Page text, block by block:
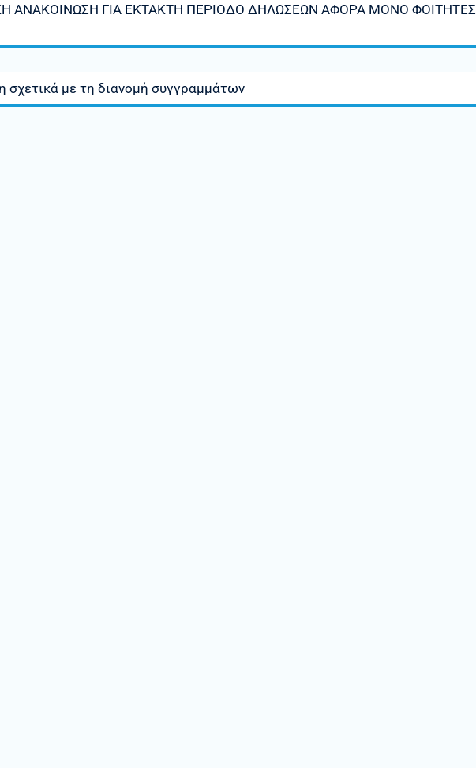
ΑΝΑΚΟΙΝΩΣΗ ΓΙΑ ΕΚΤΑΚΤΗ ΠΕΡΙΟΔΟ ΔΗΛΩΣΕΩΝ ΑΦΟΡΑ ΜΟΝΟ ΦΟΙΤΗΤΕΣ
σχετικά με τη διανομή συγγραμμάτων